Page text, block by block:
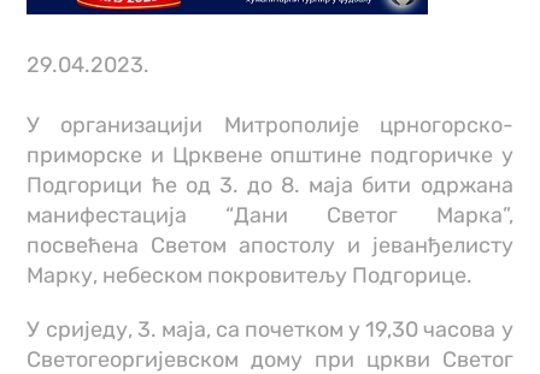
29.04.2023.
У организацији Митрополије црногорско-
приморске и Црквене општине подгоричке у
Подгорици ће од 3. до 8. маја бити одржана
манифестација “Дани Светог Марка”,
посвећена Светом апостолу и јеванђелисту
Марку, небеском покровитељу Подгорице.
У сриједу, 3. маја, са почетком у 19,30 часова у
Светогеоргијевском дому при цркви Светог